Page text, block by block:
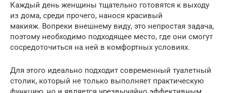
Каждый день женщины тщательно готовятся к выходу
из дома, среди прочего, нанося красивый
макияж. Вопреки внешнему виду, это непростая задача,
поэтому необходимо подходящее место, где они смогут
сосредоточиться на ней в комфортных условиях.
Для этого идеально подходит современный туалетный
столик, который не только выполняет практическую